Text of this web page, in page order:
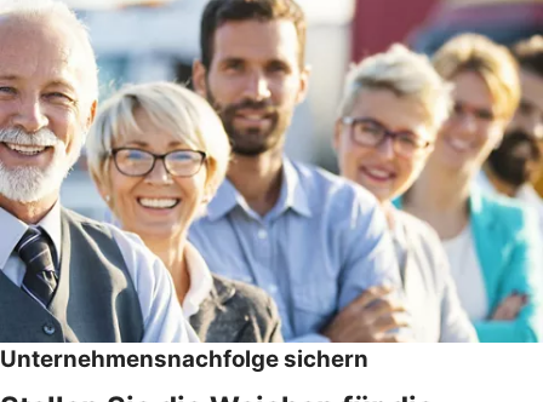
Unternehmensnachfolge sichern